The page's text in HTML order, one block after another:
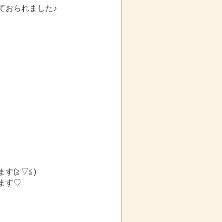
おられました♪
す(≧▽≦)
す♡